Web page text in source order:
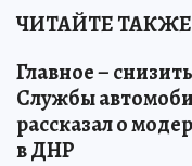
ЧИТАЙТЕ ТАКЖЕ
Главное –
Службы
рассказал о
в ДНР